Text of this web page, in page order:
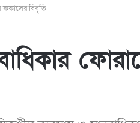
ককাসের বিবৃতি